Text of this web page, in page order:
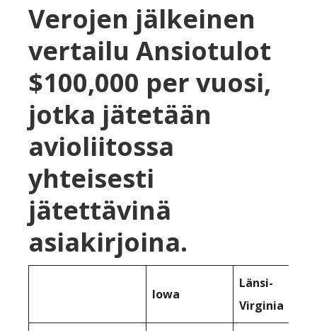
Verojen jälkeinen
vertailu Ansiotulot
$100,000 per vuosi,
jotka jätetään
avioliitossa
yhteisesti
jätettävinä
asiakirjoina.
Iowa
Länsi-
Virginia